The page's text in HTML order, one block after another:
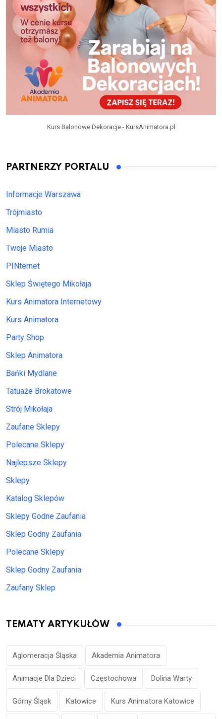
Kurs Balonowe Dekoracje - KursAnimatora.pl
PARTNERZY PORTALU
Informacje Warszawa
Trójmiasto
Miasto Rumia
Twoje Miasto
PINternet
Sklep Świętego Mikołaja
Kurs Animatora Internetowy
Kurs Animatora
Party Shop
Sklep Animatora
Bańki Mydlane
Tatuaże Brokatowe
Strój Mikołaja
Zaufane Sklepy
Polecane Sklepy
Najlepsze Sklepy
Sklepy
Katalog Sklepów
Sklepy Godne Zaufania
Sklep Godny Zaufania
Polecane Sklepy
Sklep Godny Zaufania
Zaufany Sklep
TEMATY ARTYKUŁÓW
Aglomeracja Śląska Akademia Animatora
Animacje Dla Dzieci Częstochowa Dolina Warty
Górny Śląsk Katowice Kurs Animatora Katowice